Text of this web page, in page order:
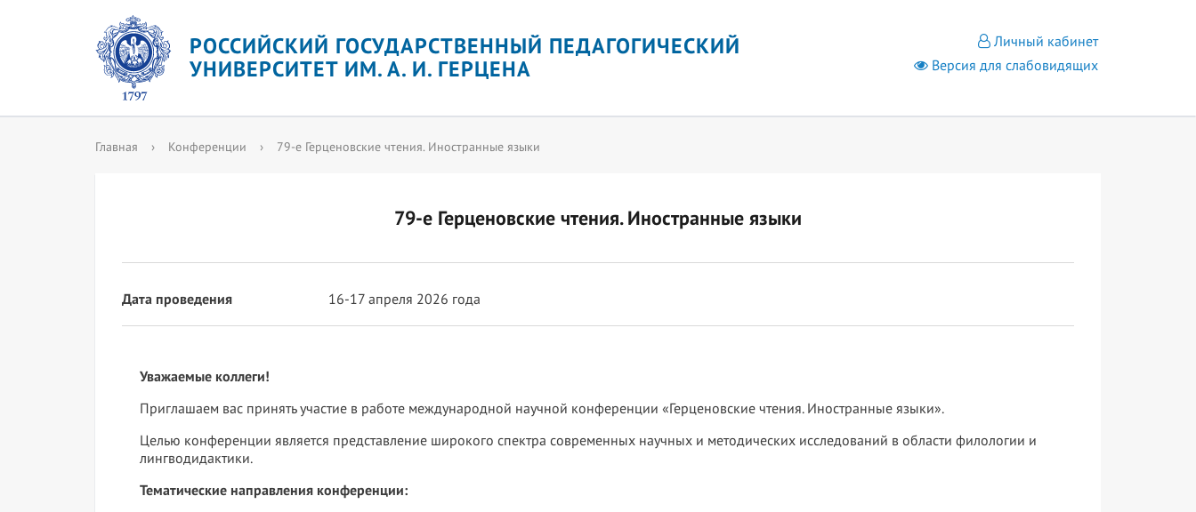
РОССИЙСКИЙ ГОСУДАРСТВЕННЫЙ ПЕДАГОГИЧЕСКИЙ
УНИВЕРСИТЕТ ИМ. А. И. ГЕРЦЕНА
Личный кабинет
Версия для слабовидящих
Главная › Конференции › 79-е Герценовские чтения. Иностранные языки
79-е Герценовские чтения. Иностранные языки
Дата проведения 16-17 апреля 2026 года
Уважаемые коллеги!
Приглашаем вас принять участие в работе международной научной конференции «Герценовские чтения. Иностранные языки».
Целью конференции является представление широкого спектра современных научных и методических исследований в области филологии и
лингводидактики.
Тематические направления конференции: